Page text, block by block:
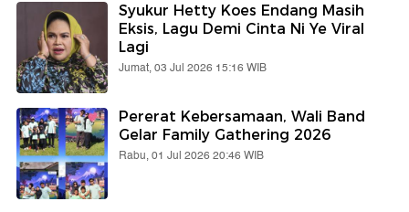
Syukur Hetty Koes Endang Masih
Eksis, Lagu Demi Cinta Ni Ye Viral
Lagi
Jumat, 03 Jul 2026 15:16 WIB
Pererat Kebersamaan, Wali Band
Gelar Family Gathering 2026
Rabu, 01 Jul 2026 20:46 WIB